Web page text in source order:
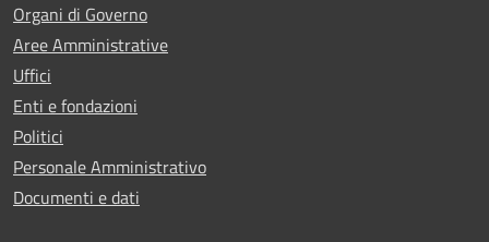
Organi di Governo
Aree Amministrative
Uffici
Enti e fondazioni
Politici
Personale Amministrativo
Documenti e dati